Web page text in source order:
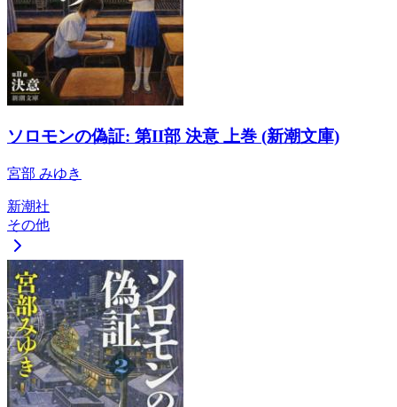
ソロモンの偽証: 第II部 決意 上巻 (新潮文庫)
宮部 みゆき
新潮社
その他